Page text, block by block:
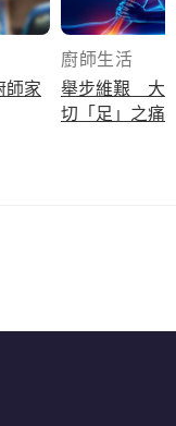
廚師生活
舉步維艱 大
切「足」之痛